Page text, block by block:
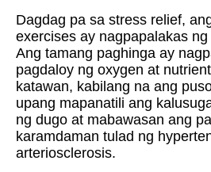
Dagdag pa sa stress relief,
exercises ay nagpapalakas
Ang tamang paghinga ay
pagdaloy ng oxygen at
katawan, kabilang na ang
upang mapanatili ang
ng dugo at mabawasan ang
karamdaman tulad ng
arteriosclerosis.